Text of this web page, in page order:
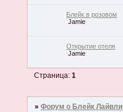
Блейк в розовом
Jamie
Открытие отеля
Jamie
Страница: 1
» Форум о Блейк Лайвли